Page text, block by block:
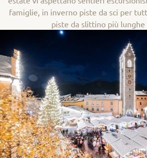
famiglie, in inverno piste da sci per
piste da slittino più lunghe